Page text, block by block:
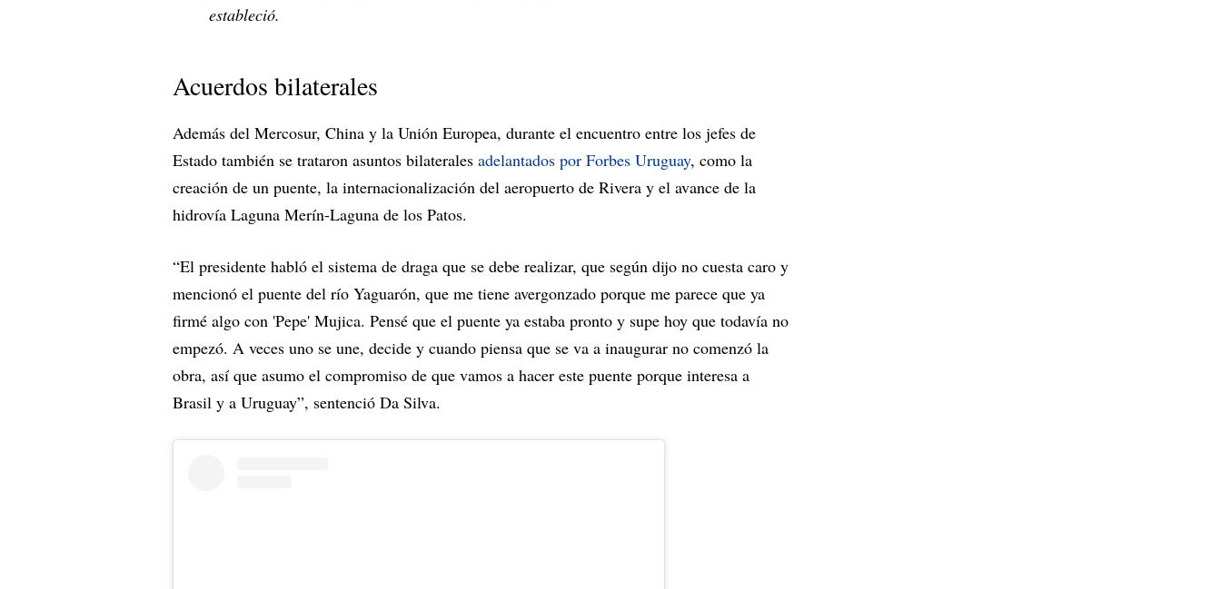
estableció.
Acuerdos bilaterales
Además del Mercosur, China y la Unión Europea, durante el encuentro entre los jefes de
Estado también se trataron asuntos bilaterales adelantados por Forbes Uruguay, como la
creación de un puente, la internacionalización del aeropuerto de Rivera y el avance de la
hidrovía Laguna Merín-Laguna de los Patos.
“El presidente habló el sistema de draga que se debe realizar, que según dijo no cuesta caro y
mencionó el puente del río Yaguarón, que me tiene avergonzado porque me parece que ya
firmé algo con 'Pepe' Mujica. Pensé que el puente ya estaba pronto y supe hoy que todavía no
empezó. A veces uno se une, decide y cuando piensa que se va a inaugurar no comenzó la
obra, así que asumo el compromiso de que vamos a hacer este puente porque interesa a
Brasil y a Uruguay”, sentenció Da Silva.